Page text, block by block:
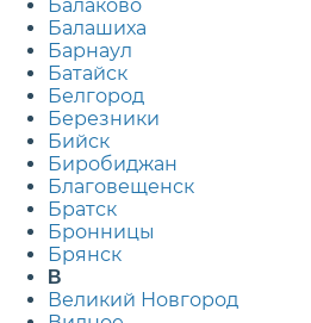
Балаково
Балашиха
Барнаул
Батайск
Белгород
Березники
Бийск
Биробиджан
Благовещенск
Братск
Бронницы
Брянск
В
Великий Новгород